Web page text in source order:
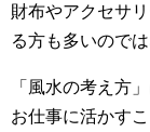
財布やアクセサ
る方も多いので
「風水の考え方
お仕事に活かす